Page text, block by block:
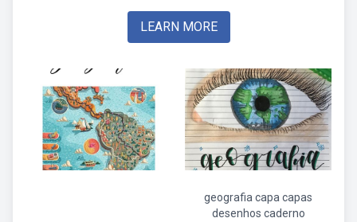
LEARN MORE
geografia capa capas
desenhos caderno